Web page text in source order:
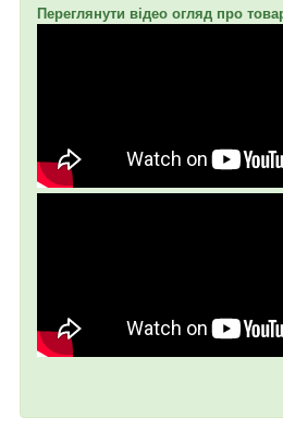
Переглянути відео огляд про